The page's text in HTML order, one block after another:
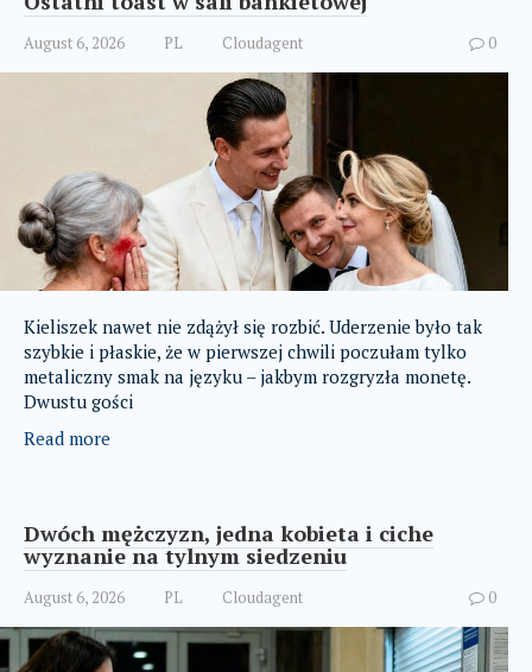
August 6, 2026 PL Cloudagent 0
Kieliszek nawet nie zdążył się rozbić. Uderzenie było tak
szybkie i płaskie, że w pierwszej chwili poczułam tylko
metaliczny smak na języku – jakbym rozgryzła monetę.
Dwustu gości
Read more
Dwóch mężczyzn, jedna kobieta i ciche
wyznanie na tylnym siedzeniu
August 6, 2026 PL Cloudagent 0